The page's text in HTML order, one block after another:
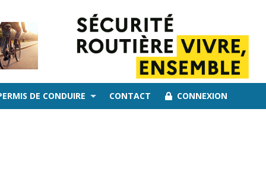
DE CONDUIRE CONTACT CONNEXION